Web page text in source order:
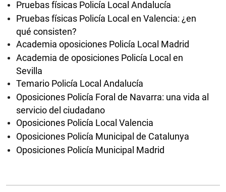
Pruebas físicas Policía Local Andalucía
Pruebas físicas Policía Local en Valencia: ¿en
qué consisten?
Academia oposiciones Policía Local Madrid
Academia de oposiciones Policía Local en
Sevilla
Temario Policía Local Andalucía
Oposiciones Policía Foral de Navarra: una vida al
servicio del ciudadano
Oposiciones Policía Local Valencia
Oposiciones Policía Municipal de Catalunya
Oposiciones Policía Municipal Madrid